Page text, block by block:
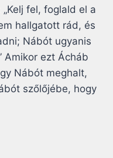
fel, foglald el a
hallgatott rád, és
Nábót ugyanis
Amikor ezt Ácháb
Nábót meghalt,
szőlőjébe, hogy